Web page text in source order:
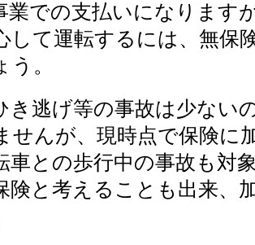
業での支払いになります
して運転するには、無保
う。
き逃げ等の事故は少ない
せんが、現時点で保険に
車との歩行中の事故も対
険と考えることも出来、